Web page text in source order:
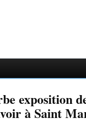
exposition
à Saint